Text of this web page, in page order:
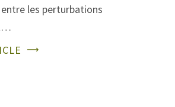
les perturbations